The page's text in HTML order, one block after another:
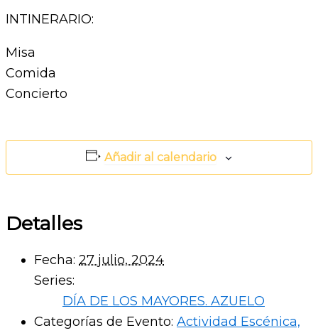
INTINERARIO:
Misa
Comida
Concierto
Añadir al calendario
Detalles
Fecha: 27 julio, 2024
Series:
DÍA DE LOS MAYORES. AZUELO
Categorías de Evento: Actividad Escénica,